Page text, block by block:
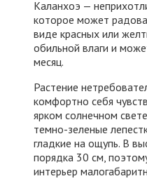
Каланхоэ —
которое может
виде красных или
обильной влаги и
месяц.
Растение
комфортно себя
ярком солнечном
темно-зеленые
гладкие на ощупь. В
порядка 30 см,
интерьер